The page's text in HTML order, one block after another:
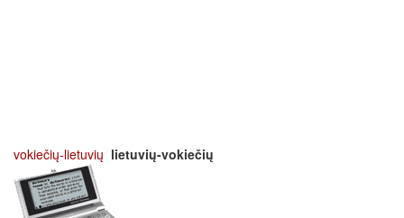
vokiečių-lietuvių lietuvių-vokiečių